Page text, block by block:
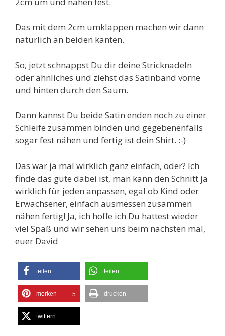
Das mit dem 2cm umklappen machen wir dann
natürlich an beiden kanten.
So, jetzt schnappst Du dir deine Stricknadeln
oder ähnliches und ziehst das Satinband vorne
und hinten durch den Saum.
Dann kannst Du beide Satin enden noch zu einer
Schleife zusammen binden und gegebenenfalls
sogar fest nähen und fertig ist dein Shirt. :-)
Das war ja mal wirklich ganz einfach, oder? Ich
finde das gute dabei ist, man kann den Schnitt ja
wirklich für jeden anpassen, egal ob Kind oder
Erwachsener, einfach ausmessen zusammen
nähen fertig! Ja, ich hoffe ich Du hattest wieder
viel Spaß und wir sehen uns beim nächsten mal,
euer David
teilen teilen
merken 5 drucken
twittern